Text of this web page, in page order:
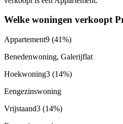
Welke woningen verkoopt
Appartement9 (41%)
Benedenwoning, Galerijflat
Hoekwoning3 (14%)
Eengezinswoning
Vrijstaand3 (14%)